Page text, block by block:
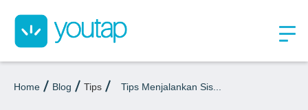
Home Blog Tips Tips Menjalankan Sis...